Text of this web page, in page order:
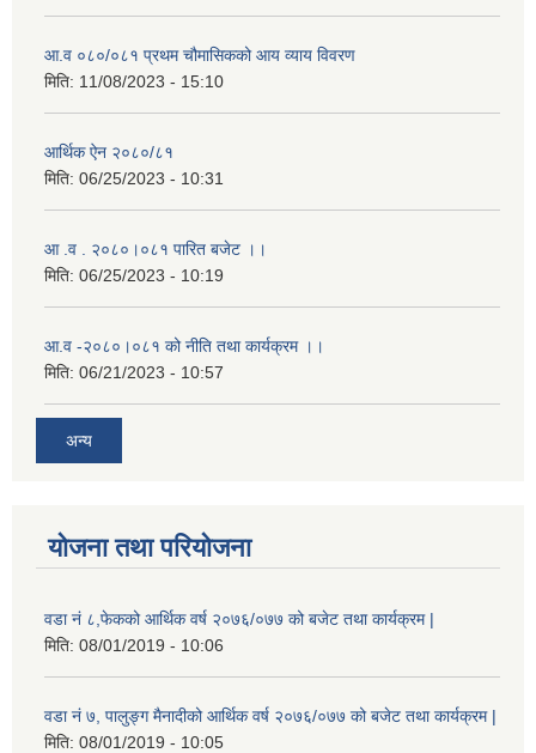
आ.व ०८०/०८१ प्रथम चौमासिकको आय व्याय विवरण
मिति: 11/08/2023 - 15:10
आर्थिक ऐन २०८०/८१
मिति: 06/25/2023 - 10:31
आ .व . २०८०।०८१ पारित बजेट ।।
मिति: 06/25/2023 - 10:19
आ.व -२०८०।०८१ को नीति तथा कार्यक्रम ।।
मिति: 06/21/2023 - 10:57
अन्य
योजना तथा परियोजना
वडा नं ८,फेकको आर्थिक वर्ष २०७६/०७७ को बजेट तथा कार्यक्रम |
मिति: 08/01/2019 - 10:06
वडा नं ७, पालुङ्ग मैनादीको आर्थिक वर्ष २०७६/०७७ को बजेट तथा कार्यक्रम |
मिति: 08/01/2019 - 10:05